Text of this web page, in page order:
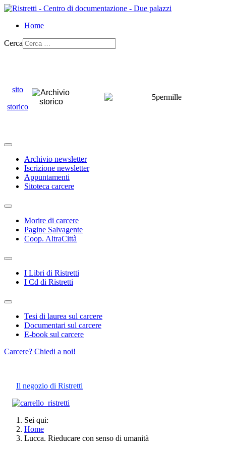
Home
Cerca
sito
storico
Archivio newsletter
Iscrizione newsletter
Appuntamenti
Sitoteca carcere
Morire di carcere
Pagine Salvagente
Coop. AltraCittà
I Libri di Ristretti
I Cd di Ristretti
Tesi di laurea sul carcere
Documentari sul carcere
E-book sul carcere
Carcere? Chiedi a noi!
Il negozio di Ristretti
Sei qui:
Home
Lucca. Rieducare con senso di umanità